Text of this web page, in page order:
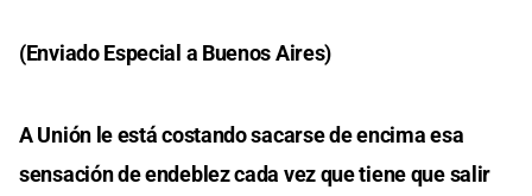
(Enviado Especial a Buenos Aires)
A Unión le está costando sacarse de encima esa
sensación de endeblez cada vez que tiene que salir